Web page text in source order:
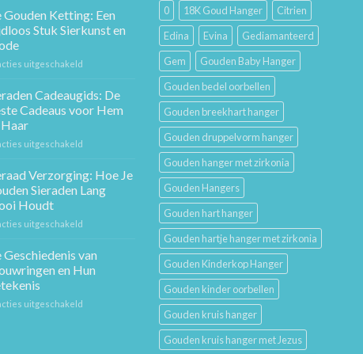
Gouden Ketting: Een
Stuk Sierkunst en
uitgeschakeld
Gouden
Ketting:
Een
Mode
Cadeaugids: De
Cadeaus voor Hem
uitgeschakeld
Cadeaugids:
De
Beste
Verzorging: Hoe Je
Sieraden Lang
Houdt
uitgeschakeld
Hoe
Je
Geschiedenis van
en Hun
uitgeschakeld
0 18K Goud Hanger
Citrien
Edina
Evina
Gediamanteerd
Gem
Gouden Baby Hanger
Gouden bedel oorbellen
Gouden breekhart hanger
Gouden druppelvorm hanger
Gouden hanger met zirkonia
Gouden Hangers
Gouden hart hanger
Gouden hartje hanger met zirkonia
Gouden Kinderkop Hanger
Gouden kinder oorbellen
Gouden kruis hanger
Gouden kruis hanger met Jezus